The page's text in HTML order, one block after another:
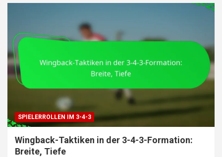
SPIELERROLLEN IM 3-4-3
Wingback-Taktiken in der 3-4-3-Formation:
Breite, Tiefe